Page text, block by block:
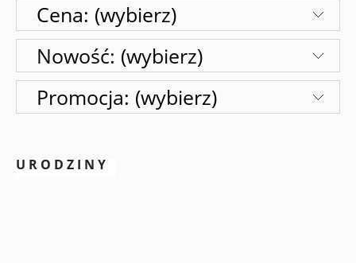
Cena: (wybierz)
Nowość: (wybierz)
Promocja: (wybierz)
URODZINY